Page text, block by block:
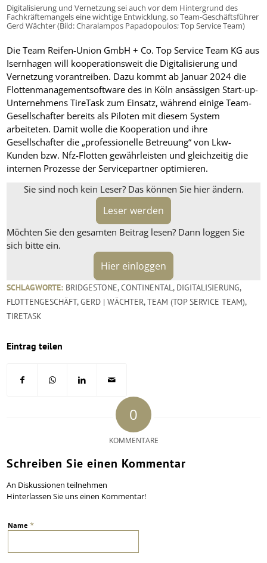
Digitalisierung und Vernetzung sei auch vor dem Hintergrund des
Fachkräftemangels eine wichtige Entwicklung, so Team-Geschäftsführer
Gerd Wächter (Bild: Charalampos Papadopoulos; Top Service Team)
Die Team Reifen-Union GmbH + Co. Top Service Team KG aus
Isernhagen will kooperationsweit die Digitalisierung und
Vernetzung vorantreiben. Dazu kommt ab Januar 2024 die
Flottenmanagementsoftware des in Köln ansässigen Start-up-
Unternehmens TireTask zum Einsatz, während einige Team-
Gesellschafter bereits als Piloten mit diesem System
arbeiteten. Damit wolle die Kooperation und ihre
Gesellschafter die „professionelle Betreuung“ von Lkw-
Kunden bzw. Nfz-Flotten gewährleisten und gleichzeitig die
internen Prozesse der Servicepartner optimieren.
Sie sind noch kein Leser? Das können Sie hier ändern.
Leser werden
Möchten Sie den gesamten Beitrag lesen? Dann loggen Sie
sich bitte ein.
Hier einloggen
SCHLAGWORTE: BRIDGESTONE,CONTINENTAL, DIGITALISIERUNG,
FLOTTENGESCHÄFT,GERD | WÄCHTER,TEAM (TOP SERVICE TEAM),
TIRETASK
Eintrag teilen
0
KOMMENTARE
Schreiben Sie einen Kommentar
An Diskussionen teilnehmen
Hinterlassen Sie uns einen Kommentar!
Name*